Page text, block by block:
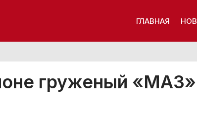
ГЛАВНАЯ
груженый